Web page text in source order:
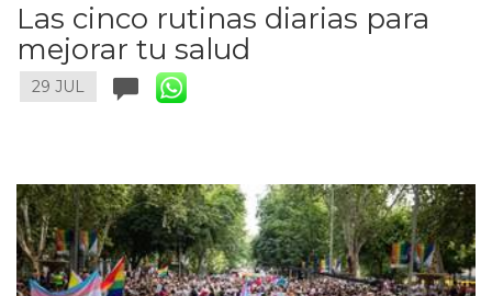
Las cinco rutinas diarias para
mejorar tu salud
29 JUL